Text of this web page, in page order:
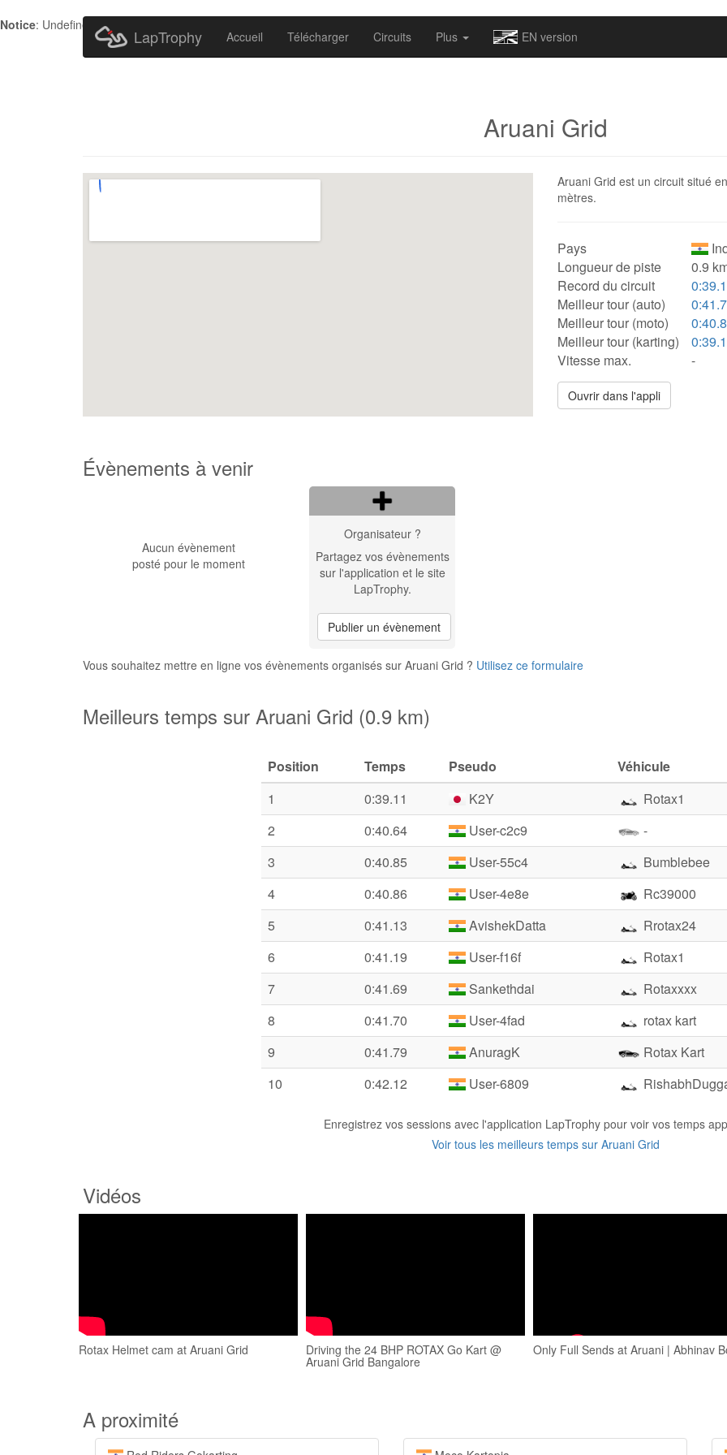
Notice: Undefined index: HTTP_ACCEPT_LANGUAGE in
LapTrophy Accueil Télécharger Circuits Plus EN version
Aruani Grid
Aruani Grid est un circuit situé
mètres.
Pays
Longueur de piste
0.9
Record du circuit
Meilleur tour (auto)
Meilleur tour (moto)
Meilleur tour (karting)
Vitesse max.
-
Ouvrir dans l'appli
Évènements à venir
Aucun évènement
posté pour le moment
Organisateur ?
Partagez vos évènements
sur l'application et le site
LapTrophy.
Publier un évènement
Vous souhaitez mettre en ligne vos évènements organisés sur Aruani Grid ? Utilisez ce formulaire
Meilleurs temps sur Aruani Grid (0.9 km)
Position Temps Pseudo
Véhicule
1
0:39.11 K2Y
Rotax1
2
0:40.64 User-c2c9
-
3
0:40.85 User-55c4
Bumblebee
4
0:40.86 User-4e8e
Rc39000
5
0:41.13 AvishekDatta
Rrotax24
6
0:41.19 User-f16f
Rotax1
7
0:41.69 Sankethdai
Rotaxxxx
8
0:41.70 User-4fad
rotax kart
9
0:41.79 AnuragK
Rotax Kart
10
0:42.12 User-6809
Enregistrez vos sessions avec l'application LapTrophy pour voir vos temps
Voir tous les meilleurs temps sur Aruani Grid
Vidéos
Rotax Helmet cam at Aruani Grid Driving the 24 BHP ROTAX Go Kart @
Aruani Grid Bangalore
Only Full Sends at Aruani | Abhinav
A proximité